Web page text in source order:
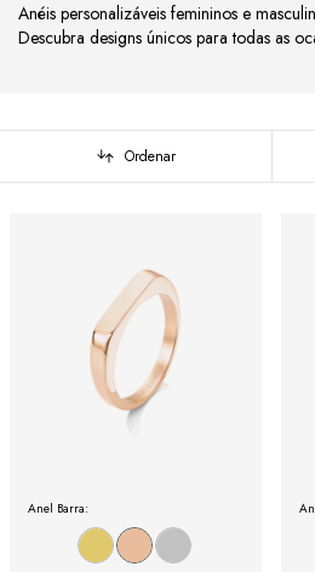
Anéis personalizáveis femininos e
Descubra designs únicos para todas as
Ordenar
Anel Barra: